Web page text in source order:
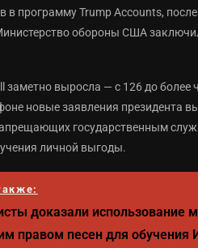
программу Trump Accounts, после
обороны США
заметно выросла — с 126 до более
новые заявления президента
государственным
личной выгоды.
доказали использование
правом песен для обучения